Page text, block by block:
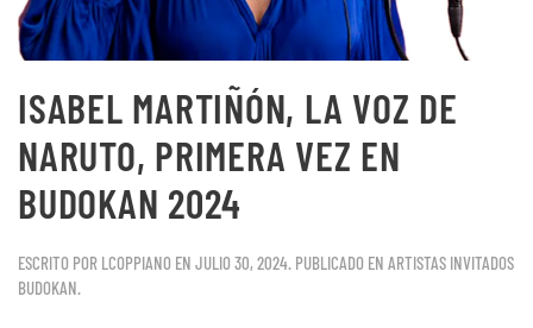
ISABEL MARTIÑÓN, LA VOZ DE
NARUTO, PRIMERA VEZ EN
BUDOKAN 2024
ESCRITO POR LCOPPIANO EN JULIO 30, 2024. PUBLICADO EN ARTISTAS INVITADOS
BUDOKAN.